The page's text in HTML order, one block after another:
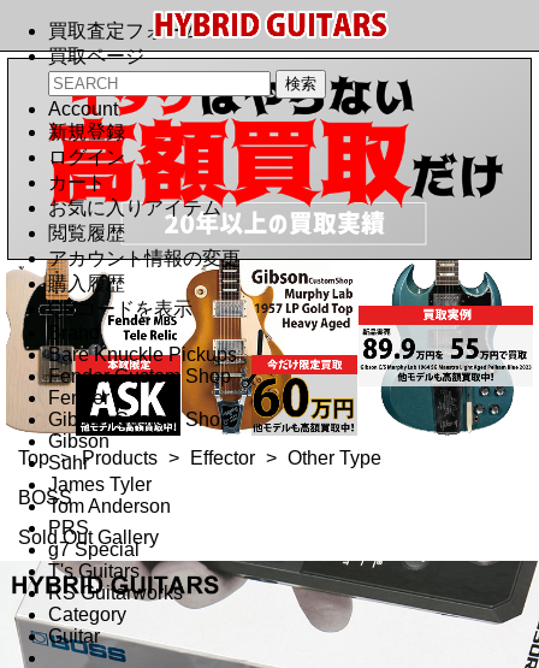
買取査定フォーム
買取ページ
Account
新規登録
ログイン
カート
お気に入りアイテム
閲覧履歴
アカウント情報の変更
購入履歴
QRコードを表示
Brand
Bare Knuckle Pickups
Fender Custom Shop
Fender
Gibson Custom Shop
Gibson
Suhr
James Tyler
Tom Anderson
PRS
g7 Special
T's Guitars
RS Guitarworks
Category
Guitar
Top > Products > Effector > Other Type
BOSS
Sold Out Gallery